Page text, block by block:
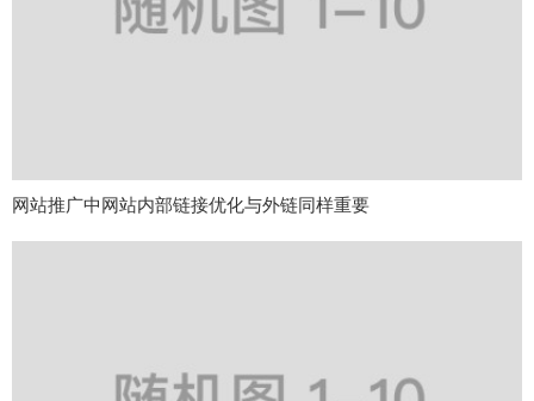
网站推广中网站内部链接优化与外链同样重要